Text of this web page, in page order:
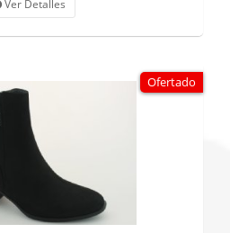
Ver Detalles
Ofertado